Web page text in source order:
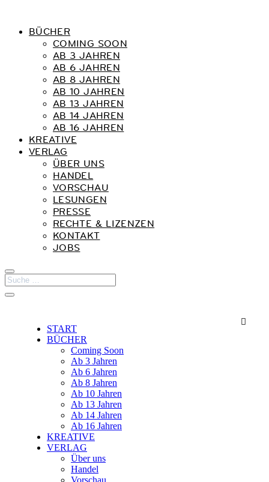
BÜCHER
COMING SOON
AB 3 JAHREN
AB 6 JAHREN
AB 8 JAHREN
AB 10 JAHREN
AB 13 JAHREN
AB 14 JAHREN
AB 16 JAHREN
KREATIVE
VERLAG
ÜBER UNS
HANDEL
VORSCHAU
LESUNGEN
PRESSE
RECHTE & LIZENZEN
KONTAKT
JOBS

START
BÜCHER
Coming Soon
Ab 3 Jahren
Ab 6 Jahren
Ab 8 Jahren
Ab 10 Jahren
Ab 13 Jahren
Ab 14 Jahren
Ab 16 Jahren
KREATIVE
VERLAG
Über uns
Handel
Vorschau